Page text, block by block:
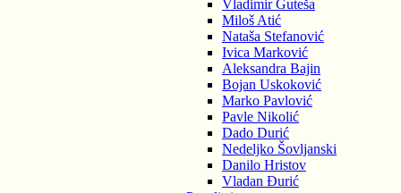
Vladimir Guteša
Miloš Atić
Nataša Stefanović
Ivica Marković
Aleksandra Bajin
Bojan Uskoković
Marko Pavlović
Pavle Nikolić
Dado Durić
Nedeljko Šovljanski
Danilo Hristov
Vladan Đurić